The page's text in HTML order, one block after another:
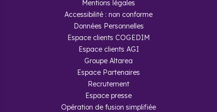
Mentions légales
Accessibilité : non conforme
Données Personnelles
Espace clients COGEDIM
Espace clients AGI
Groupe Altarea
Espace Partenaires
Recrutement
Espace presse
Opération de fusion simplifiée